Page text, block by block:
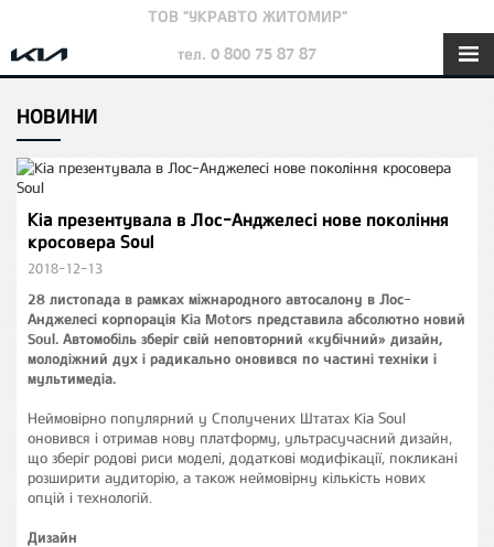
ТОВ "УКРАВТО ЖИТОМИР"
тел. 0 800 75 87 87
НОВИНИ
Kia презентувала в Лос-Анджелесі нове покоління
кросовера Soul
2018-12-13
28 листопада в рамках міжнародного автосалону в Лос-
Анджелесі корпорація Kia Motors представила абсолютно новий
Soul. Автомобіль зберіг свій неповторний «кубічний» дизайн,
молодіжний дух і радикально оновився по частині техніки і
мультимедіа.
Неймовірно популярний у Сполучених Штатах Kia Soul
оновився і отримав нову платформу, ультрасучасний дизайн,
що зберіг родові риси моделі, додаткові модифікації, покликані
розширити аудиторію, а також неймовірну кількість нових
опцій і технологій.
Дизайн